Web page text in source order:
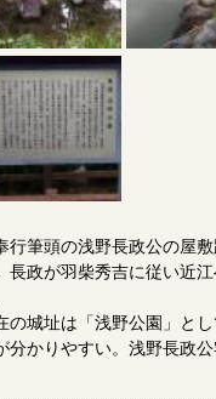
行筆頭の浅野長政公の屋
長政が羽柴秀吉に従い近
の城址は「浅野公園」と
分かりやすい。浅野長政